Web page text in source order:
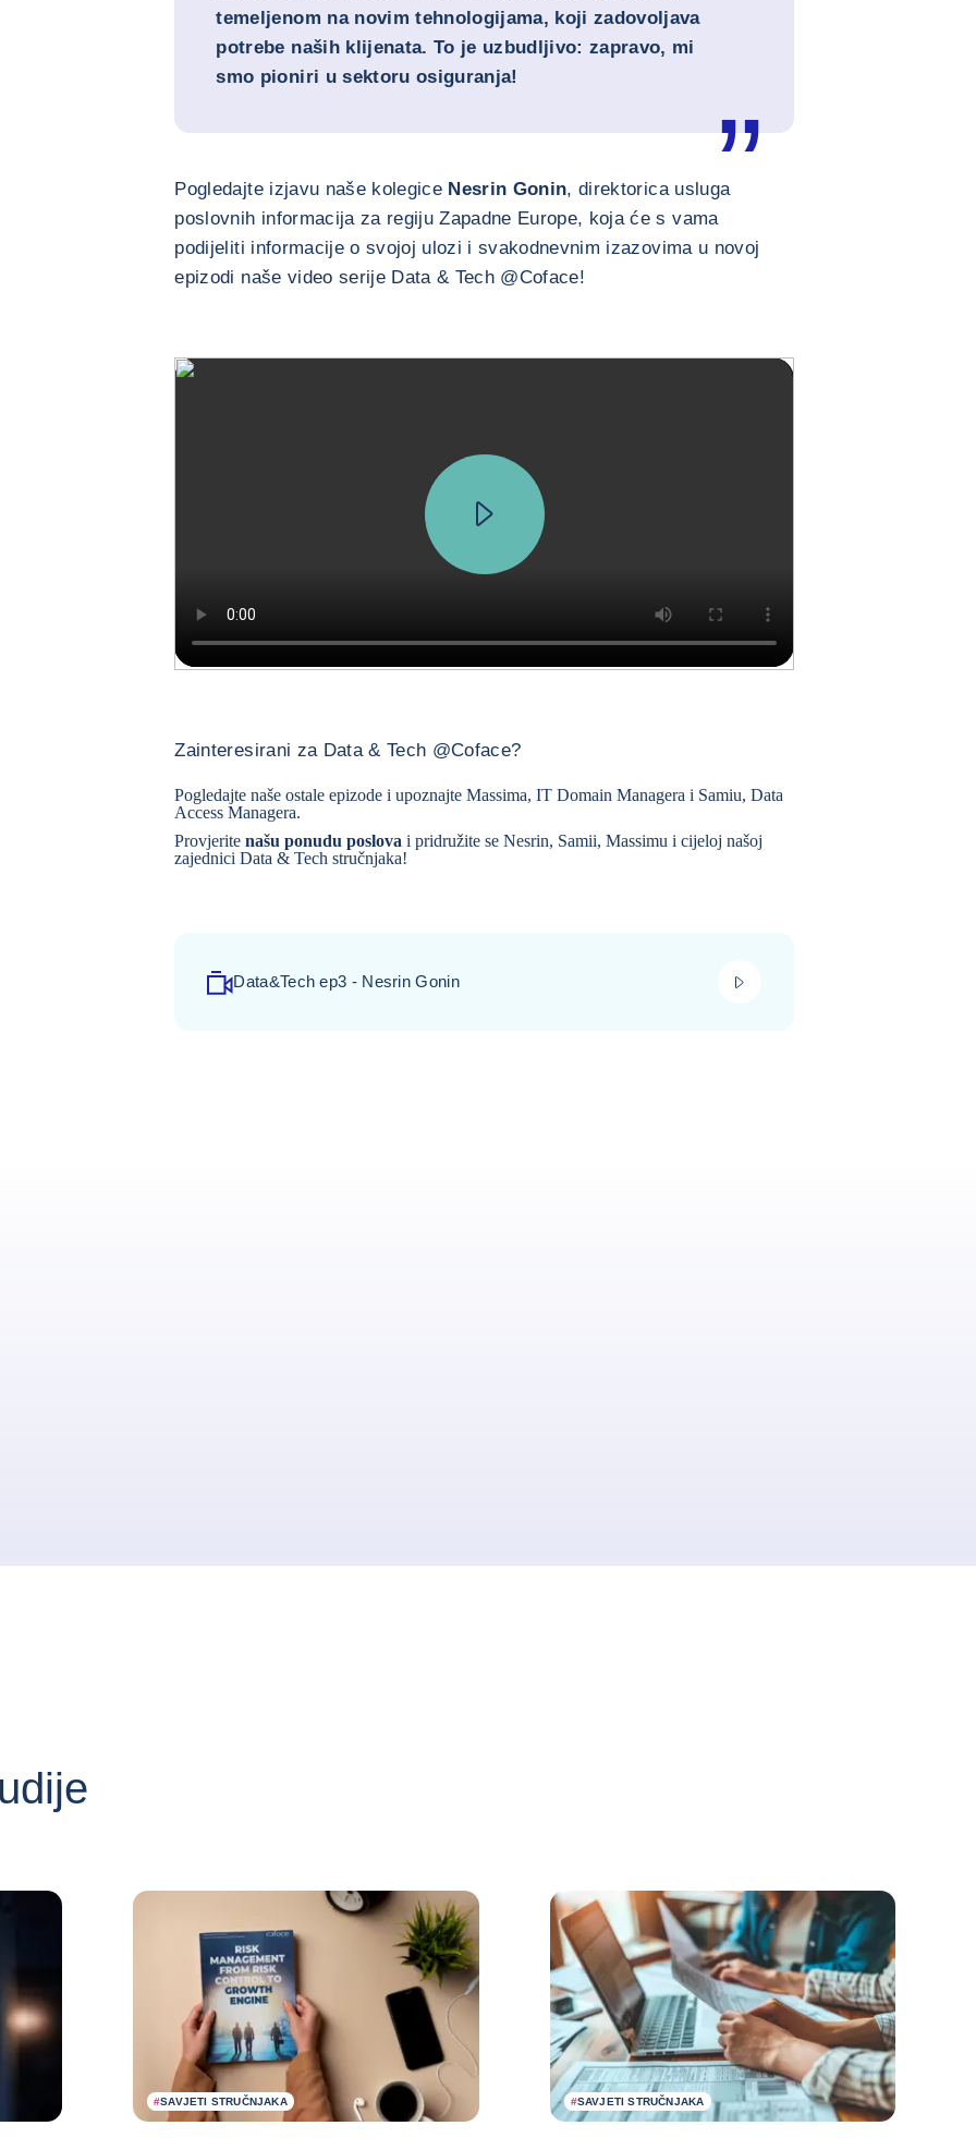
temeljenom na novim tehnologijama, koji zadovoljava
potrebe naših klijenata. To je uzbudljivo: zapravo, mi
smo pioniri u sektoru osiguranja!
Pogledajte izjavu naše kolegice Nesrin Gonin, direktorica usluga
poslovnih informacija za regiju Zapadne Europe, koja će s vama
podijeliti informacije o svojoj ulozi i svakodnevnim izazovima u novoj
epizodi naše video serije Data & Tech @Coface!
Zainteresirani za Data & Tech @Coface?
Pogledajte naše ostale epizode iupoznajte Massima, IT Domain Managera i Samiu, Data
Access Managera.
Provjeritenašu ponudu poslova i pridružite se Nesrin, Samii, Massimu i cijeloj našoj
zajednici Data & Tech stručnjaka!
Data&Tech ep3 - Nesrin Gonin
#SAVJETI STRUČNJAKA #SAVJETI STRUČNJAKA